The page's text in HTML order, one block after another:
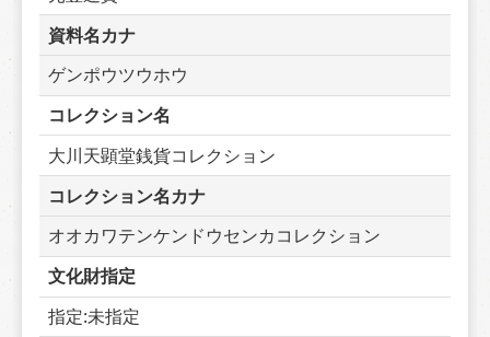
資料名カナ
ゲンポウツウホウ
コレクション名
大川天顕堂銭貨コレクション
コレクション名カナ
オオカワテンケンドウセンカコレクション
文化財指定
指定:未指定